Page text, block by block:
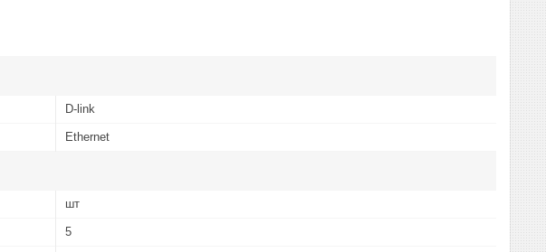
D-link
Ethernet
шт
5